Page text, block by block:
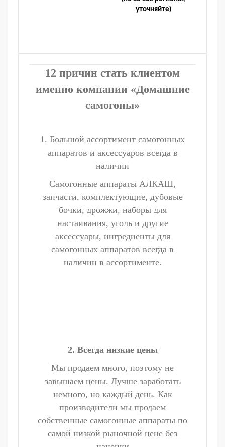
уточняйте)
12 причин стать клиентом
именно компании «Домашние
самогоны»
1. Большой ассортимент самогонных
аппаратов и аксессуаров всегда в
наличии
Самогонные аппараты АЛКАШ,
запчасти, комплектующие, дубовые
бочки, дрожжи, наборы для
настаивания, уголь и другие
аксессуары, ингредиенты для
самогонных аппаратов всегда в
наличии в ассортименте.
2. Всегда низкие цены
Мы продаем много, поэтому не
завышаем цены. Лучше заработать
немного, но каждый день. Как
производители мы продаем
собственные самогонные аппараты по
самой низкой рыночной цене без